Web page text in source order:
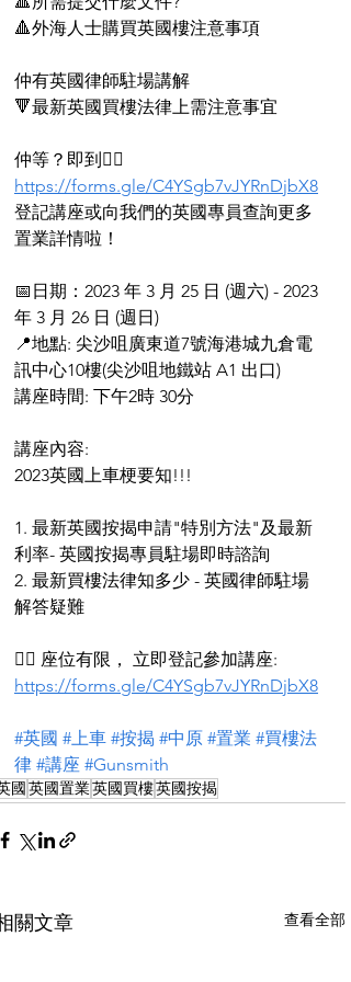
🔺外海人士購買英國樓注意事項
仲有英國律師駐場講解
🔻最新英國買樓法律上需注意事宜
仲等？即到👉🏻
https://forms.gle/C4YSgb7vJYRnDjbX8
登記講座或向我們的英國專員查詢更多
置業詳情啦！
📅日期：2023 年 3 月 25 日 (週六) - 2023
年 3 月 26 日 (週日)
📍地點: 尖沙咀廣東道7號海港城九倉電
訊中心10樓(尖沙咀地鐵站 A1 出口)
講座時間: 下午2時 30分
講座內容:
2023英國上車梗要知!!!
1. 最新英國按揭申請"特別方法"及最新
利率- 英國按揭專員駐場即時諮詢
2. 最新買樓法律知多少 - 英國律師駐場
解答疑難
👉🏻 座位有限， 立即登記參加講座:
https://forms.gle/C4YSgb7vJYRnDjbX8
#英國 #上車 #按揭 #中原 #置業 #買樓法
律 #講座 #Gunsmith
國英國置業英國買樓英國按揭
關文章 查看全部